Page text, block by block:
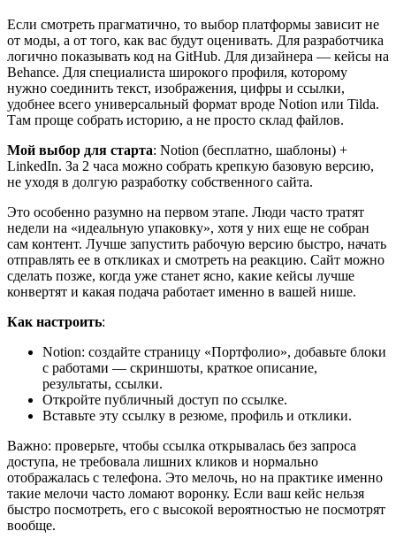
Если смотреть прагматично, то выбор платформы зависит не
от моды, а от того, как вас будут оценивать. Для разработчика
логично показывать код на GitHub. Для дизайнера — кейсы на
Behance. Для специалиста широкого профиля, которому
нужно соединить текст, изображения, цифры и ссылки,
удобнее всего универсальный формат вроде Notion или Tilda.
Там проще собрать историю, а не просто склад файлов.
Мой выбор для старта: Notion (бесплатно, шаблоны) +
LinkedIn. За 2 часа можно собрать крепкую базовую версию,
не уходя в долгую разработку собственного сайта.
Это особенно разумно на первом этапе. Люди часто тратят
недели на «идеальную упаковку», хотя у них еще не собран
сам контент. Лучше запустить рабочую версию быстро, начать
отправлять ее в откликах и смотреть на реакцию. Сайт можно
сделать позже, когда уже станет ясно, какие кейсы лучше
конвертят и какая подача работает именно в вашей нише.
Как настроить:
Notion: создайте страницу «Портфолио», добавьте блоки
с работами — скриншоты, краткое описание,
результаты, ссылки.
Откройте публичный доступ по ссылке.
Вставьте эту ссылку в резюме, профиль и отклики.
Важно: проверьте, чтобы ссылка открывалась без запроса
доступа, не требовала лишних кликов и нормально
отображалась с телефона. Это мелочь, но на практике именно
такие мелочи часто ломают воронку. Если ваш кейс нельзя
быстро посмотреть, его с высокой вероятностью не посмотрят
вообще.